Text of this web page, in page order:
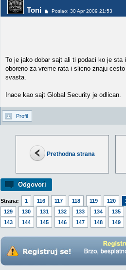
Prethodna strana
Odgovori
Strana: 1 116 117 118 119 120
129
130 131 132 133 134 135
143
144 145 146 147 148 149
Toni Poslao: 30 Apr 2009 21:53
To je jako dobar sajt ali ti podaci ko je sta
oboreno za vreme rata i slicno znaju
svasta.
Inace kao sajt Global Security je odlican.
Profil